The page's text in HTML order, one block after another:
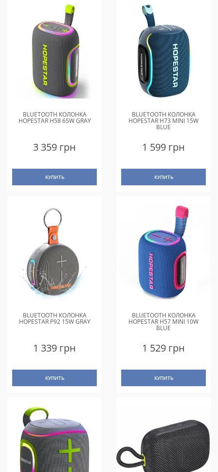
BLUETOOTH КОЛОНКА
HOPESTAR H58 65W GRAY
3 359 грн
КУПИТЬ
BLUETOOTH КОЛОНКА
HOPESTAR H73 MINI 15W
BLUE
1 599 грн
КУПИТЬ
BLUETOOTH КОЛОНКА
HOPESTAR P92 15W GRAY
1 339 грн
КУПИТЬ
BLUETOOTH КОЛОНКА
HOPESTAR H57 MINI 10W
BLUE
1 529 грн
КУПИТЬ